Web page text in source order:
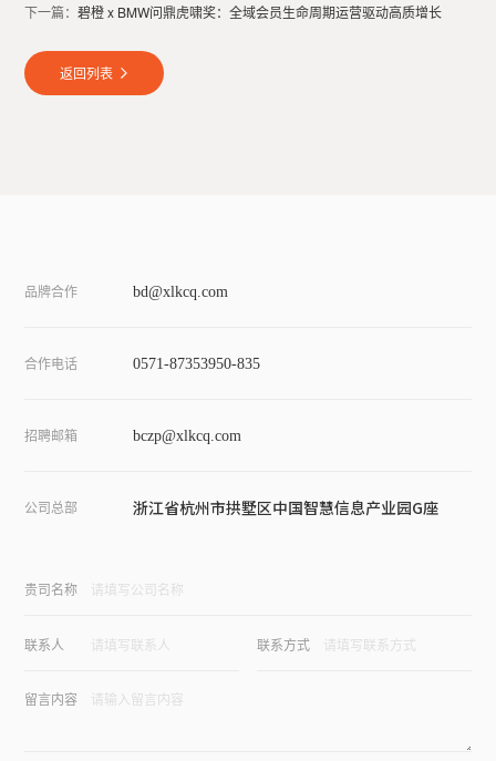
下一篇：碧橙 x BMW问鼎虎啸奖：全域会员生命周期运营驱动高质增长
返回列表
品牌合作 bd@xlkcq.com
合作电话 0571-87353950-835
招聘邮箱 bczp@xlkcq.com
公司总部 浙江省杭州市拱墅区中国智慧信息产业园G座
贵司名称
联系人 联系方式
留言内容